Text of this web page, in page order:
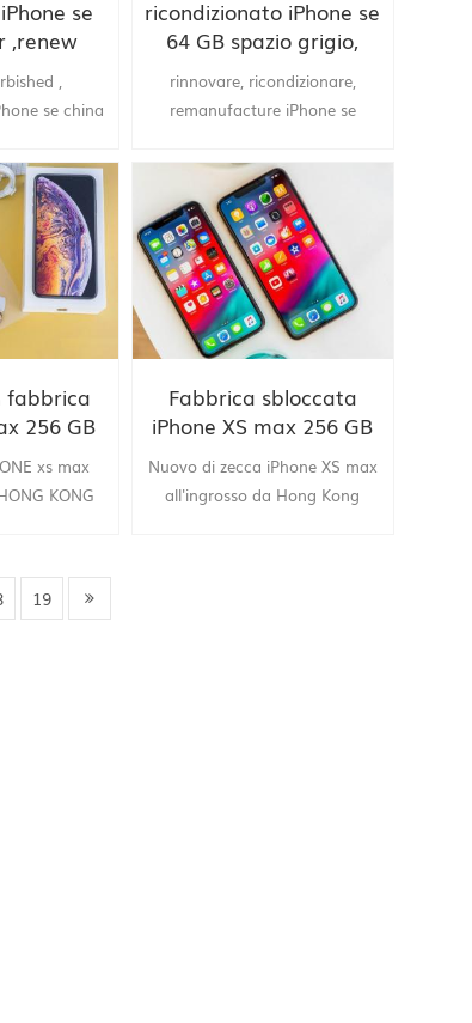
se
,renew
by
,
se china
ricondizionato iPhone se
64 GB spazio grigio,
rinnovare, rigenerato
dalla fabbrica cinese
rinnovare, ricondizionare,
remanufacture iPhone se
fabbrica
256 GB
Cina
xs max
KONG
Fabbrica sbloccata
iPhone XS max 256 GB
Gold, fornitura della
Cina
Nuovo di zecca iPhone XS max
all'ingrosso da Hong Kong
19